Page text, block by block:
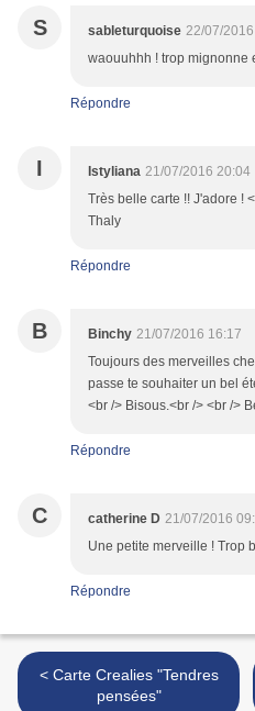
S sableturquoise 22/07/
waouuhhh ! trop mignonne
Répondre
I Istyliana 21/07/2016 20:04
Très belle carte !! J'adore !
Thaly
Répondre
B Binchy 21/07/2016 16:17
Toujours des merveilles
passe te souhaiter un bel
<br /> Bisous.<br /> <br />
Répondre
C catherine D 21/07/2016
Une petite merveille ! Trop
Répondre
< Carte Crealies "Tendres
pensées"